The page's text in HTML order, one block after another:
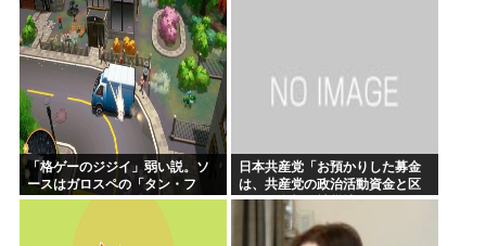
「格ゲーのジジイ」弱い説。ソ
ースはガロスペの「タン・フ
ー・ルー」
日本共産党「お預かりした募金
は、共産党の政治活動資金と区
別し、全額を被災地のために使
います」